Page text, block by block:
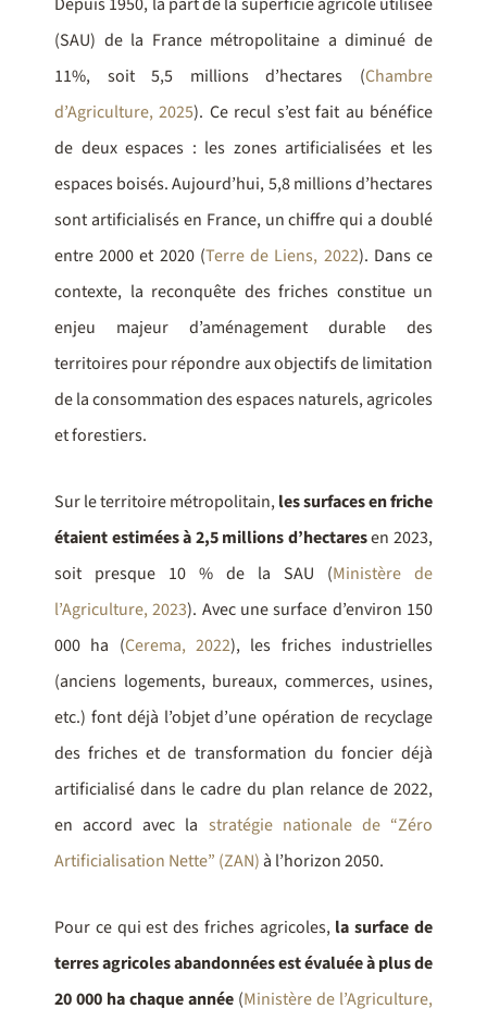
(SAU) de la France métropolitaine a diminué de
11%, soit 5,5 millions d’hectares (Chambre
d’Agriculture, 2025). Ce recul s’est fait au bénéfice
de deux espaces : les zones artificialisées et les
espaces boisés. Aujourd’hui, 5,8 millions d’hectares
sont artificialisés en France, un chiffre qui a doublé
entre 2000 et 2020 (Terre de Liens, 2022). Dans ce
contexte, la reconquête des friches constitue un
enjeu majeur d’aménagement durable des
territoires pour répondre aux objectifs de limitation
de la consommation des espaces naturels, agricoles
et forestiers.
Sur le territoire métropolitain,les surfaces en friche
étaient estimées à 2,5 millions d’hectaresen 2023,
soit presque 10 % de la SAU (Ministère de
l’Agriculture, 2023). Avec une surface d’environ 150
000 ha (Cerema, 2022), les friches industrielles
(anciens logements, bureaux, commerces, usines,
etc.) font déjà l’objet d’une opération de recyclage
des friches et de transformation du foncier déjà
artificialisé dans le cadre du plan relance de 2022,
en accord avec la stratégie nationale de “Zéro
Artificialisation Nette” (ZAN) à l’horizon 2050.
Pour ce qui est des friches agricoles, la surface de
terres agricoles abandonnées est évaluée à plus de
20 000 ha chaque année (Ministère de l’Agriculture,